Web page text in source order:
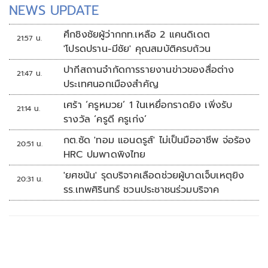
NEWS UPDATE
21:57 น.
ศึกชิงชัยผู้ว่ากกท.เหลือ 2 แคนดิเดต
'โปรดปราน-มีชัย' คุณสมบัติครบถ้วน
21:47 น.
ปากีสถานจำกัดการรายงานข่าวของสื่อต่าง
ประเทศนอกเมืองสำคัญ
21:14 น.
เศร้า ‘ครูหมวย’ 1 ในเหยื่อกราดยิง เพิ่งรับ
รางวัล ‘ครูดี ครูเก่ง’
20:51 น.
กต.ซัด 'ทอม แอนดรูส์' ไม่เป็นมืออาชีพ จ่อร้อง
HRC ปมพาดพิงไทย
20:31 น.
'ยศชนัน' รุดบริจาคเลือดช่วยผู้บาดเจ็บเหตุยิง
รร.เทพศิรินทร์ ชวนประชาชนร่วมบริจาค